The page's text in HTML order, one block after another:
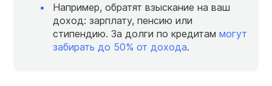
Например, обратят взыскание на ваш
доход: зарплату, пенсию или
стипендию. За долги по кредитам могут
забирать до 50% от дохода.